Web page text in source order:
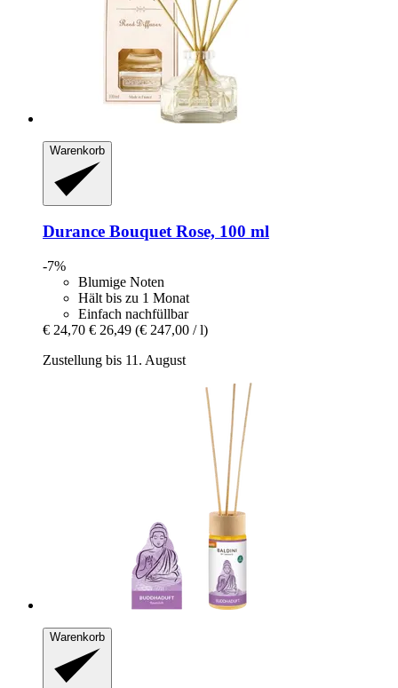
Warenkorb
Durance Bouquet Rose, 100 ml
-7%
Blumige Noten
Hält bis zu 1 Monat
Einfach nachfüllbar
€ 24,70 € 26,49 (€ 247,00 / l)
Zustellung bis 11. August
Warenkorb